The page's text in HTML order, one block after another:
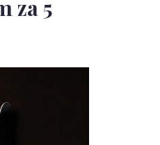
za 5